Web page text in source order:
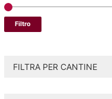
Filtro
FILTRA PER CANTINE